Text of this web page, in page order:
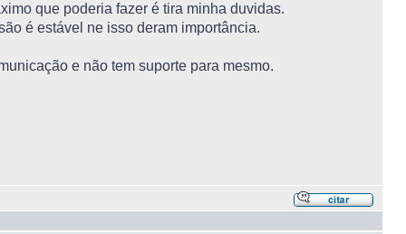
que poderia fazer é tira minha duvidas.
é estável ne isso deram importância.
e não tem suporte para mesmo.